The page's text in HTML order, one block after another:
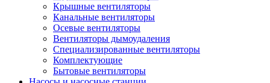
Крышные вентиляторы
Канальные вентиляторы
Осевые вентиляторы
Вентиляторы дымоудаления
Специализированные вентиляторы
Комплектующие
Бытовые вентиляторы